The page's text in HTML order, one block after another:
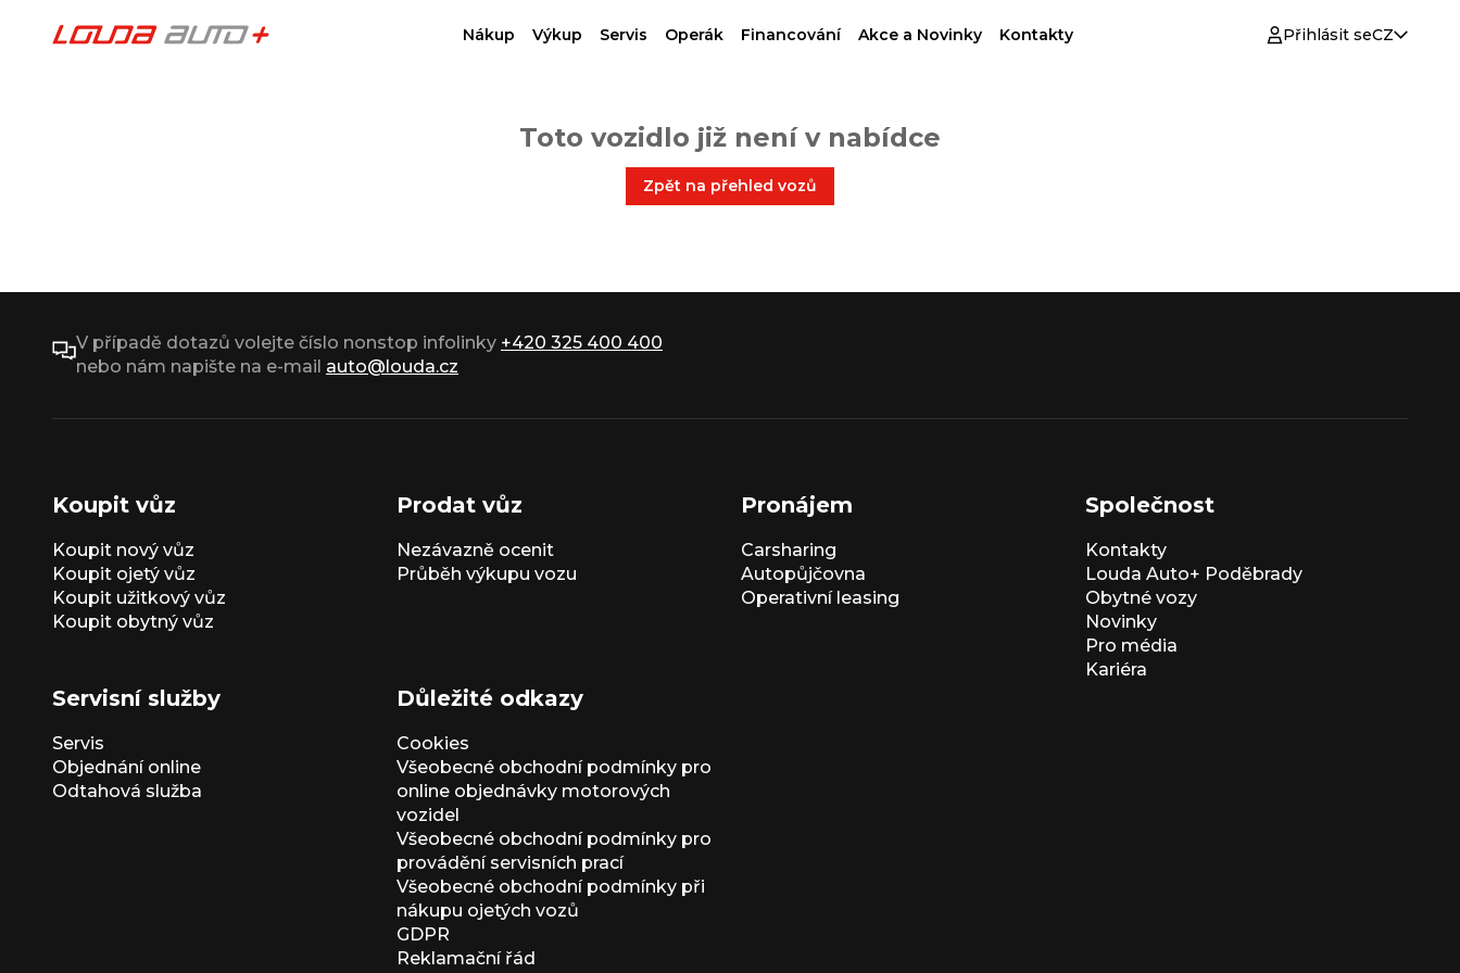
Nákup Výkup Servis Operák Financování Akce a Novinky Kontakty Přihlásit seCZ
Toto vozidlo již není v nabídce
Zpět na přehled vozů
V případě dotazů volejte číslo nonstop infolinky +420 325 400 400
nebo nám napište na e-mail auto@louda.cz
Koupit vůz
Koupit nový vůz
Koupit ojetý vůz
Koupit užitkový vůz
Koupit obytný vůz
Prodat vůz
Nezávazně ocenit
Průběh výkupu vozu
Pronájem
Carsharing
Autopůjčovna
Operativní leasing
Společnost
Kontakty
Louda Auto+ Poděbrady
Obytné vozy
Novinky
Pro média
Kariéra
Servisní služby
Servis
Objednání online
Odtahová služba
Důležité odkazy
Cookies
Všeobecné obchodní podmínky pro
online objednávky motorových
vozidel
Všeobecné obchodní podmínky pro
provádění servisních prací
Všeobecné obchodní podmínky při
nákupu ojetých vozů
GDPR
Reklamační řád